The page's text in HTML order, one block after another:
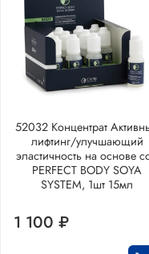
52032 Концентрат
лифтинг/улучшающий
эластичность на основе
PERFECT BODY SOYA
SYSTEM, 1шт 15мл
1 100 ₽